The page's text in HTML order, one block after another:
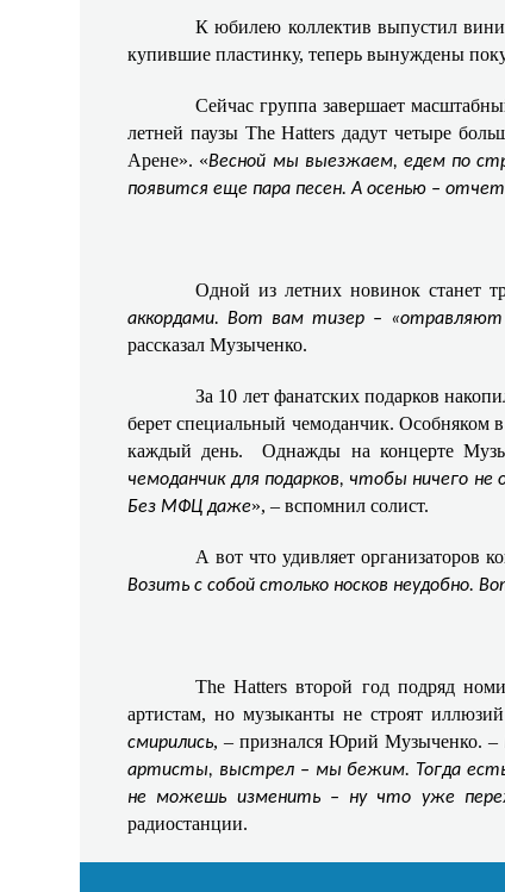
К юбилею коллектив выпустил
купившие пластинку, теперь вынуждены
Сейчас группа завершает
летней паузы The Hatters дадут четыре
Арене». «Весной мы выезжаем, едем по
появится еще пара песен. А осенью –
Одной из летних новинок станет
аккордами. Вот вам тизер –
рассказал Музыченко.
За 10 лет фанатских подарков
берет специальный чемоданчик. Особняком
каждый день.
Однажды на концерте
чемоданчик для подарков, чтобы ничего
Без МФЦ даже», – вспомнил солист.
А вот что удивляет организаторов
Возить с собой столько носков неудобно.
The Hatters второй год подряд
артистам, но музыканты не строят
смирились, – признался Юрий Музыченко. –
артисты, выстрел – мы бежим. Тогда
не можешь изменить – ну что уже
радиостанции.